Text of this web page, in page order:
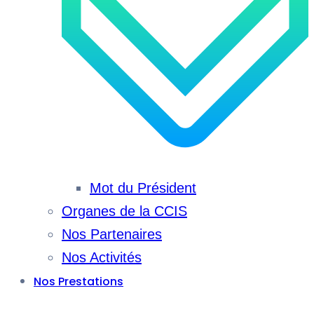
Mot du Président
Organes de la CCIS
Nos Partenaires
Nos Activités
Nos Prestations